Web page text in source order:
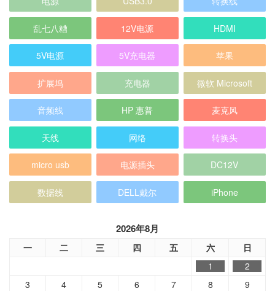
乱七八糟 12V电源 HDMI
5V电源 5V充电器 苹果
扩展坞 充电器 微软 Microsoft
音频线 HP 惠普 麦克风
天线 网络 转换头
micro usb 电源插头 DC12V
数据线 DELL戴尔 iPhone
2026年8月
一 二 三 四 五 六 日
1
2
3
4 5 6 7 8
9